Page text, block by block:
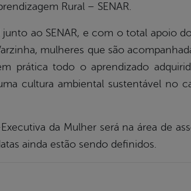
Rural – SENAR.
ao SENAR, e com o total apoio
mulheres que são
prática todo o aprendizado
cultura ambiental sustentável no
da Mulher será na área de
ainda estão sendo definidos.